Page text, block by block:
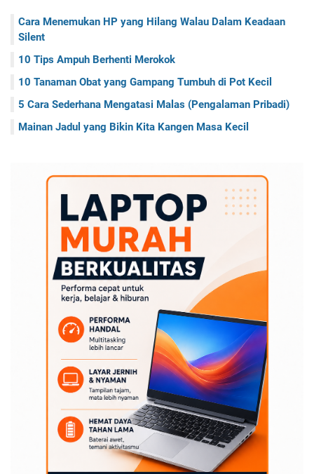
Cara Menemukan HP yang Hilang Walau Dalam Keadaan
Silent
10 Tips Ampuh Berhenti Merokok
10 Tanaman Obat yang Gampang Tumbuh di Pot Kecil
5 Cara Sederhana Mengatasi Malas (Pengalaman Pribadi)
Mainan Jadul yang Bikin Kita Kangen Masa Kecil